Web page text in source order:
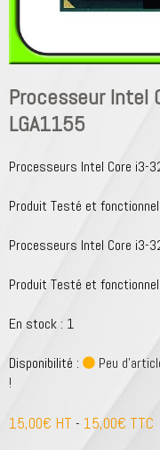
Processeur Intel
LGA1155
Processeurs Intel Core i3-
Produit Testé et fonctionnel
Processeurs Intel Core i3-
Produit Testé et fonctionnel
En stock : 1
Disponibilité :
Peu
!
15,00€ HT - 15,00€ TTC